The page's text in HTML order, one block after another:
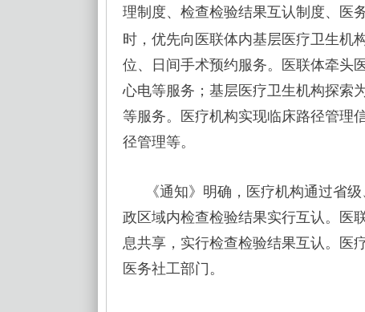
理制度、检查检验结果互认制度、医
时，优先向医联体内基层医疗卫生机
位、日间手术预约服务。医联体牵头
心电等服务；基层医疗卫生机构探索
等服务。医疗机构实现临床路径管理
径管理等。
《通知》明确，医疗机构通过省
政区域内检查检验结果实行互认。医
息共享，实行检查检验结果互认。医
医务社工部门。